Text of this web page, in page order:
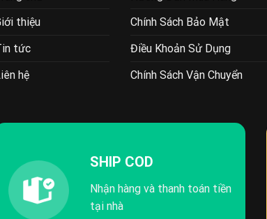
thiệu
tức
hệ
Chính Sách Bảo Mật
Điều Khoản Sử Dụng
Chính Sách Vận Chuyển
SHIP COD
Nhận hàng và thanh toán tiền
tại nhà